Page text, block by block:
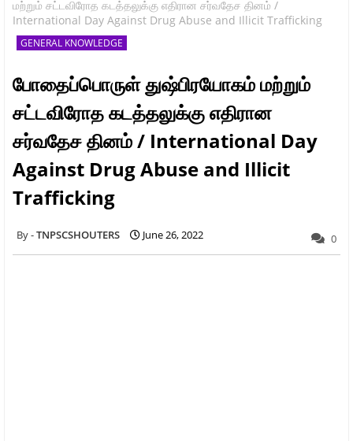
மற்றும் சட்டவிரோத கடத்தலுக்கு எதிரான சர்வதேச தினம் /
International Day Against Drug Abuse and Illicit Trafficking
GENERAL KNOWLEDGE
போதைப்பொருள் துஷ்பிரயோகம் மற்றும்
சட்டவிரோத கடத்தலுக்கு எதிரான
சர்வதேச தினம் / International Day
Against Drug Abuse and Illicit
Trafficking
TNPSCSHOUTERS June 26, 2022 0